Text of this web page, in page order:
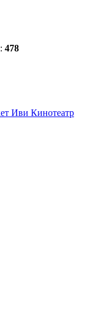
478
Иви Кинотеатр